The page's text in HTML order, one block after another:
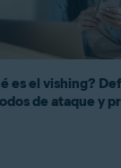
es el vishing?
de ataque y